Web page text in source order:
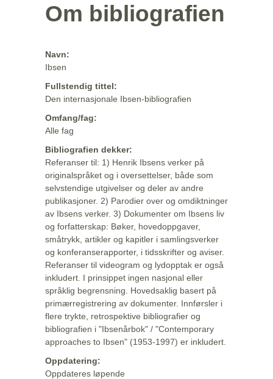
Om bibliografien
Navn:
Ibsen
Fullstendig tittel:
Den internasjonale Ibsen-bibliografien
Omfang/fag:
Alle fag
Bibliografien dekker:
Referanser til: 1) Henrik Ibsens verker på
originalspråket og i oversettelser, både som
selvstendige utgivelser og deler av andre
publikasjoner. 2) Parodier over og omdiktninger
av Ibsens verker. 3) Dokumenter om Ibsens liv
og forfatterskap: Bøker, hovedoppgaver,
småtrykk, artikler og kapitler i samlingsverker
og konferanserapporter, i tidsskrifter og aviser.
Referanser til videogram og lydopptak er også
inkludert. I prinsippet ingen nasjonal eller
språklig begrensning. Hovedsaklig basert på
primærregistrering av dokumenter. Innførsler i
flere trykte, retrospektive bibliografier og
bibliografien i "Ibsenårbok" / "Contemporary
approaches to Ibsen" (1953-1997) er inkludert.
Oppdatering:
Oppdateres løpende